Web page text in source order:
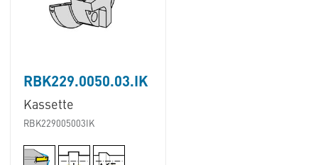
RBK229.0050.03.IK
Kassette
RBK229005003IK